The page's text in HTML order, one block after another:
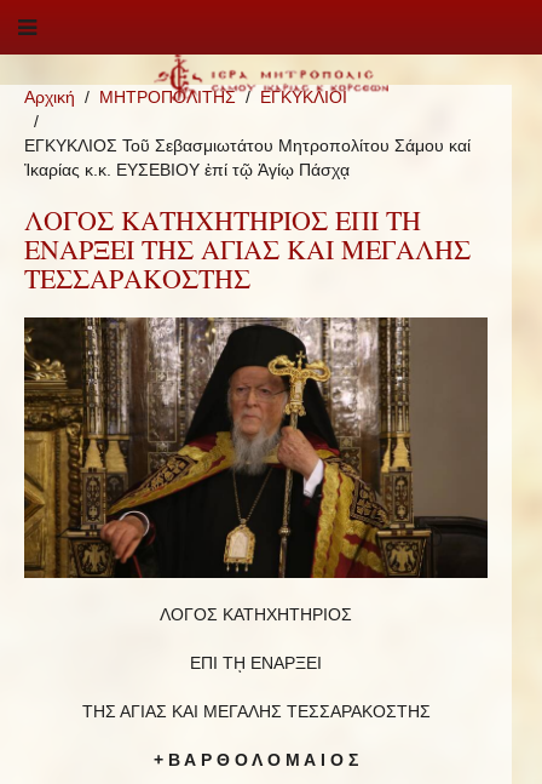
Αρχική ΜΗΤΡΟΠΟΛΙΤΗΣ ΕΓΚΥΚΛΙΟΙ
ΕΓΚΥΚΛΙΟΣ Τοῦ Σεβασμιωτάτου Μητροπολίτου Σάμου καί
Ἰκαρίας κ.κ. ΕΥΣΕΒΙΟΥ ἐπί τῷ Ἁγίῳ Πάσχᾳ
ΛΟΓΟΣ ΚΑΤΗΧΗΤΗΡΙΟΣ ΕΠΙ ΤΗ
ΕΝΑΡΞΕΙ ΤΗΣ ΑΓΙΑΣ ΚΑΙ ΜΕΓΑΛΗΣ
ΤΕΣΣΑΡΑΚΟΣΤΗΣ
ΛΟΓΟΣ ΚΑΤΗΧΗΤΗΡΙΟΣ
ΕΠΙ Τῌ ΕΝΑΡΞΕΙ
ΤΗΣ ΑΓΙΑΣ ΚΑΙ ΜΕΓΑΛΗΣ ΤΕΣΣΑΡΑΚΟΣΤΗΣ
+ Β Α Ρ Θ Ο Λ Ο Μ Α Ι Ο Σ